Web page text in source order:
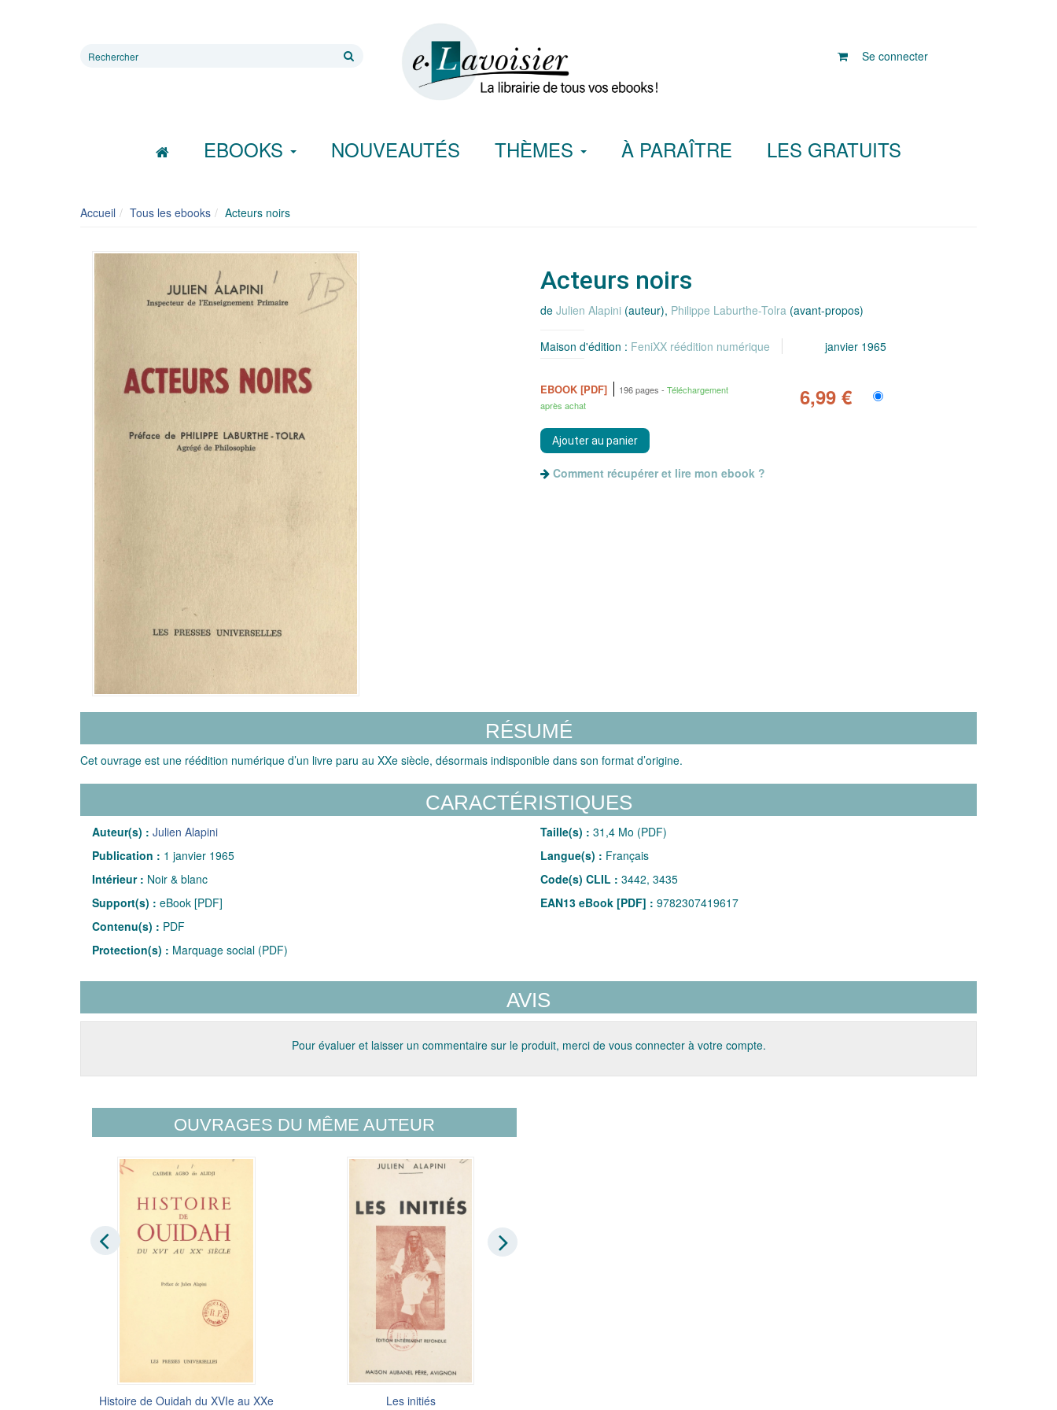
Rechercher
Se connecter
EBOOKS NOUVEAUTÉS THÈMES À PARAÎTRE LES GRATUITS
Accueil Tous les ebooks Acteurs noirs
Acteurs noirs
de Julien Alapini (auteur), Philippe Laburthe-Tolra (avant-propos)
Maison d'édition : FeniXX réédition numérique janvier 1965
EBOOK [PDF] 196 pages
Téléchargement
après achat
6,99 €
Comment récupérer et lire mon ebook ?
RÉSUMÉ
Cet ouvrage est une réédition numérique d’un livre paru au XXe siècle, désormais indisponible dans son format d’origine.
CARACTÉRISTIQUES
Auteur(s) : Julien Alapini
Publication : 1 janvier 1965
Intérieur : Noir & blanc
Support(s) : eBook [PDF]
Contenu(s) : PDF
Protection(s) : Marquage social (PDF)
Taille(s) : 31,4 Mo (PDF)
Langue(s) : Français
Code(s) CLIL : 3442, 3435
EAN13 eBook [PDF] : 9782307419617
AVIS
Pour évaluer et laisser un commentaire sur le produit, merci de vous connecter à votre compte.
OUVRAGES DU MÊME AUTEUR
Histoire de Ouidah du XVIe au XXe
Les initiés